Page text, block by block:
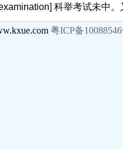
科举考试未中。
粤ICP备